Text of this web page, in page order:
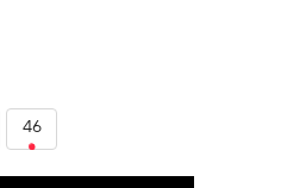
46